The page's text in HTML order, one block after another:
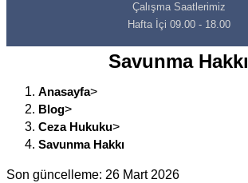
Çalışma Saatlerimiz
Hafta İçi 09.00 - 18.00
Savunma Hakkı
Anasayfa>
Blog>
Ceza Hukuku>
Savunma Hakkı
Son güncelleme: 26 Mart 2026